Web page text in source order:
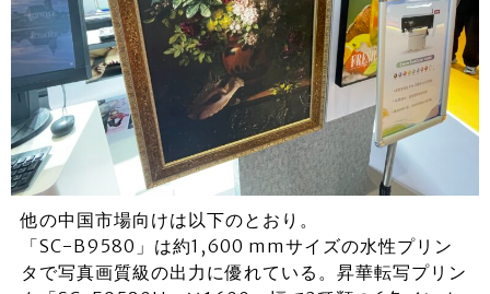
他の中国市場向けは以下のとおり。
「SC-B9580」は約1,600 mmサイズの水性プリン
タで写真画質級の出力に優れている。昇華転写プリン